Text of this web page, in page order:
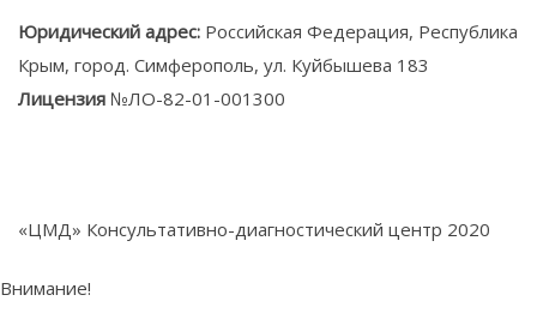
Юридический адрес: Российская Федерация, Республика
Крым, город. Симферополь, ул. Куйбышева 183
Лицензия №ЛО-82-01-001300
«ЦМД» Консультативно-диагностический центр 2020
Внимание!